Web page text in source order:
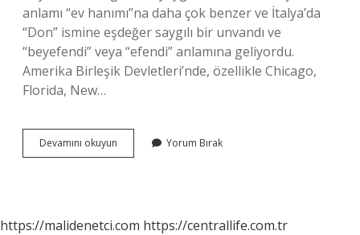
anlamı “ev hanımı”na daha çok benzer ve İtalya’da
“Don” ismine eşdeğer saygılı bir unvandı ve
“beyefendi” veya “efendi” anlamına geliyordu.
Amerika Birleşik Devletleri’nde, özellikle Chicago,
Florida, New…
Devamını okuyun
Donna
Yorum Bırak
https://malidenetci.com https://centrallife.com.tr